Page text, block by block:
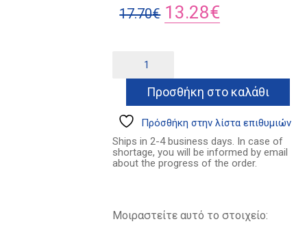
17.70€ Original
17.70€.
13.28€
είναι:
13.28€.
θάνατος
του
Αρθούρου
ποσότητα
Προσθήκη στο καλάθι
Πρόσθήκη στην λίστα επιθυμιών
Ships in 2-4 business days. In case of
shortage, you will be informed by email
about the progress of the order.
Μοιραστείτε αυτό το στοιχείο: